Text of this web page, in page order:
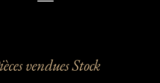
vendues Stock